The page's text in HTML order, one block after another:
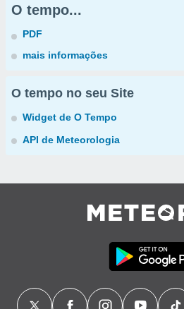
O tempo...
PDF
mais informações
O tempo no seu Site
Widget de O Tempo
API de Meteorologia